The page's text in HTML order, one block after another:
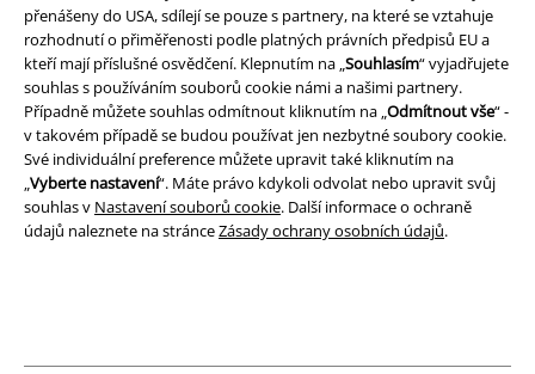
přenášeny do USA, sdílejí se pouze s partnery, na které se vztahuje
rozhodnutí o přiměřenosti podle platných právních předpisů EU a
kteří mají příslušné osvědčení. Klepnutím na „Souhlasím“ vyjadřujete
souhlas s používáním souborů cookie námi a našimi partnery.
Případně můžete souhlas odmítnout kliknutím na „Odmítnout vše“ -
v takovém případě se budou používat jen nezbytné soubory cookie.
Své individuální preference můžete upravit také kliknutím na
„Vyberte nastavení“. Máte právo kdykoli odvolat nebo upravit svůj
souhlas v Nastavení souborů cookie. Další informace o ochraně
údajů naleznete na stránceZásady ochrany osobních údajů.
Likvidace odpadu a ochrana životního prostředí
Prohlášení o shodě
Informace o přístupnosti
Nastavení souborů cookie
Odstoupení od smlouvy